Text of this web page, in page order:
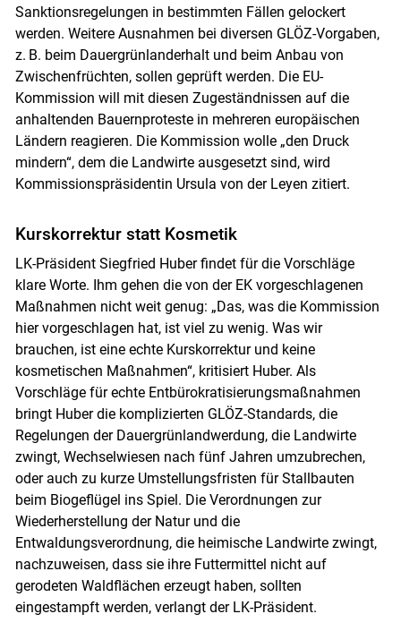
Skip to main content
Sanktionsregelungen in bestimmten Fällen gelockert
werden. Weitere Ausnahmen bei diversen GLÖZ-Vorgaben,
z. B. beim Dauergrünlanderhalt und beim Anbau von
Zwischenfrüchten, sollen geprüft werden. Die EU-
Kommission will mit diesen Zugeständnissen auf die
anhaltenden Bauernproteste in mehreren europäischen
Ländern reagieren. Die Kommission wolle „den Druck
mindern“, dem die Landwirte ausgesetzt sind, wird
Kommissionspräsidentin Ursula von der Leyen zitiert.
Kurskorrektur statt Kosmetik
LK-Präsident Siegfried Huber findet für die Vorschläge
klare Worte. Ihm gehen die von der EK vorgeschlagenen
Maßnahmen nicht weit genug: „Das, was die Kommission
hier vorgeschlagen hat, ist viel zu wenig. Was wir
brauchen, ist eine echte Kurskorrektur und keine
kosmetischen Maßnahmen“, kritisiert Huber. Als
Vorschläge für echte Entbürokratisierungsmaßnahmen
bringt Huber die komplizierten GLÖZ-Standards, die
Regelungen der Dauergrünlandwerdung, die Landwirte
zwingt, Wechselwiesen nach fünf Jahren umzubrechen,
oder auch zu kurze Umstellungsfristen für Stallbauten
beim Biogeflügel ins Spiel. Die Verordnungen zur
Wiederherstellung der Natur und die
Entwaldungsverordnung, die heimische Landwirte zwingt,
nachzuweisen, dass sie ihre Futtermittel nicht auf
gerodeten Waldflächen erzeugt haben, sollten
eingestampft werden, verlangt der LK-Präsident.